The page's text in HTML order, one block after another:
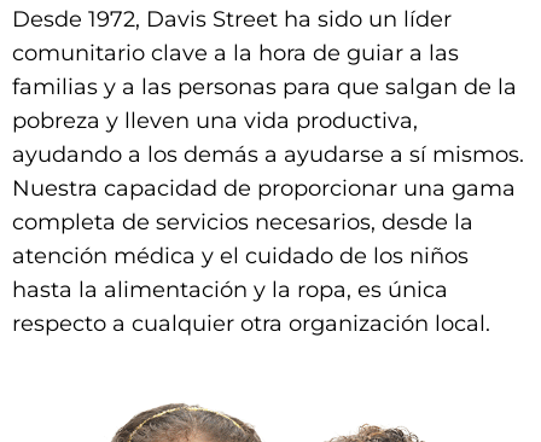
Desde 1972, Davis Street ha sido un líder
comunitario clave a la hora de guiar a las
familias y a las personas para que salgan de la
pobreza y lleven una vida productiva,
ayudando a los demás a ayudarse a sí mismos.
Nuestra capacidad de proporcionar una gama
completa de servicios necesarios, desde la
atención médica y el cuidado de los niños
hasta la alimentación y la ropa, es única
respecto a cualquier otra organización local.